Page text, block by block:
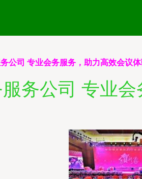
公司 专业会务服务，助力高效会议
务公司 专业